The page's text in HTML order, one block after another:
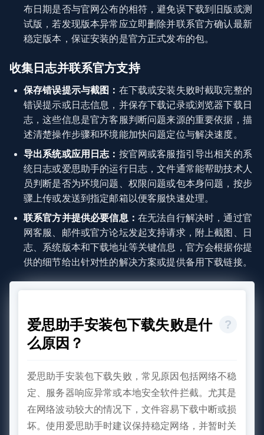
布日期是否与官网公布的相符，避免误下载到旧版或测
试版，若发现版本异常应立即删除并联系官方确认最新
稳定版本，保证安装的是官方正式发布的包。
收集日志并联系官方支持
保存错误提示与截图： 在下载或安装失败时截取完整的
错误提示或日志信息，并保存下载记录或浏览器下载日
志，这些信息是官方客服判断问题来源的重要依据，描
述清楚操作步骤和环境能加快问题定位与解决速度。
导出系统或应用日志： 按官网或客服指引导出相关的系
统日志或爱思助手的运行日志，文件通常能帮助技术人
员判断是否为环境问题、权限问题或包本身问题，按步
骤上传或发送到指定邮箱以便客服快速处理。
联系官方并提供必要信息： 在无法自行解决时，通过官
网客服、邮件或官方论坛发起支持请求，附上截图、日
志、系统版本和下载地址等关键信息，官方会根据你提
供的细节给出针对性的解决方案或提供备用下载链接。
爱思助手安装包下载失败是什
么原因？
爱思助手安装包下载失败，常见原因包括网络不稳
定、服务器响应异常或本地安全软件拦截。尤其是
在网络波动较大的情况下，文件容易下载中断或损
坏。使用爱思助手时建议保持稳定网络，并暂时关